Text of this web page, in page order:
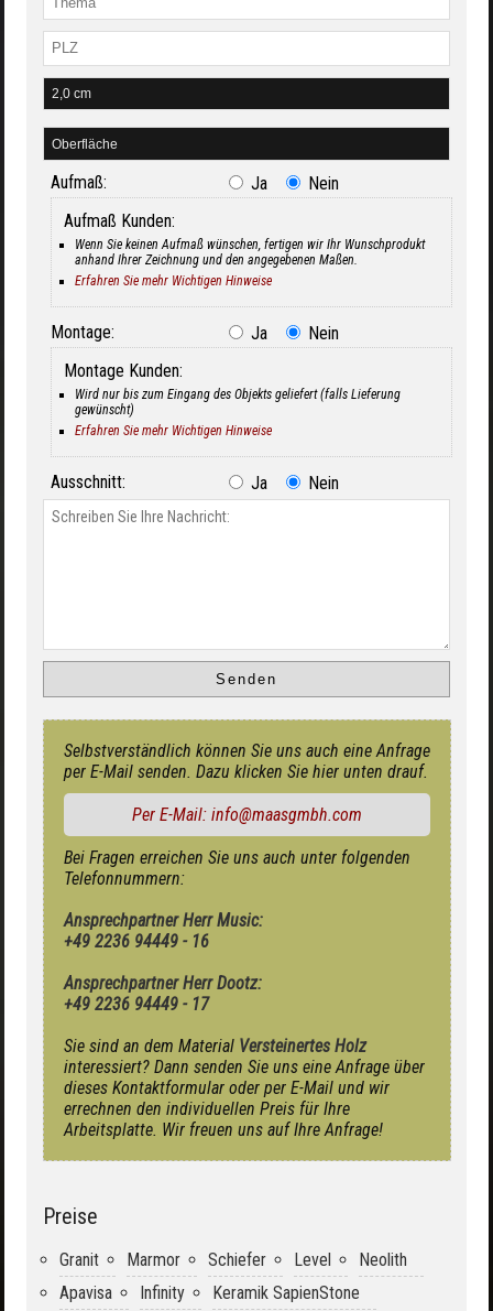
Aufmaß: Ja
Nein
Aufmaß Kunden:
Wenn Sie keinen Aufmaß wünschen, fertigen wir Ihr Wunschprodukt
anhand Ihrer Zeichnung und den angegebenen Maßen.
Erfahren Sie mehr Wichtigen Hinweise
Montage: Ja
Nein
Montage Kunden:
Wird nur bis zum Eingang des Objekts geliefert (falls Lieferung
gewünscht)
Erfahren Sie mehr Wichtigen Hinweise
Ausschnitt: Ja Nein
Selbstverständlich können Sie uns auch eine Anfrage
per E-Mail senden. Dazu klicken Sie hier unten drauf.
Per E-Mail: info@maasgmbh.com
Bei Fragen erreichen Sie uns auch unter folgenden
Telefonnummern:
Ansprechpartner Herr Music:
+49 2236 94449 - 16
Ansprechpartner Herr Dootz:
+49 2236 94449 - 17
Sie sind an dem Material Versteinertes Holz
interessiert? Dann senden Sie uns eine Anfrage über
dieses Kontaktformular oder per E-Mail und wir
errechnen den individuellen Preis für Ihre
Arbeitsplatte. Wir freuen uns auf Ihre Anfrage!
Preise
Granit Marmor Schiefer Level
Neolith
Apavisa
Infinity Keramik SapienStone